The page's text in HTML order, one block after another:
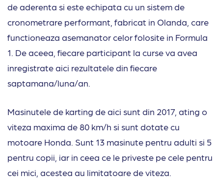
de aderenta si este echipata cu un sistem de
cronometrare performant, fabricat in Olanda, care
functioneaza asemanator celor folosite in Formula
1. De aceea, fiecare participant la curse va avea
inregistrate aici rezultatele din fiecare
saptamana/luna/an.
Masinutele de karting de aici sunt din 2017, ating o
viteza maxima de 80 km/h si sunt dotate cu
motoare Honda. Sunt 13 masinute pentru adulti si 5
pentru copii, iar in ceea ce le priveste pe cele pentru
cei mici, acestea au limitatoare de viteza.